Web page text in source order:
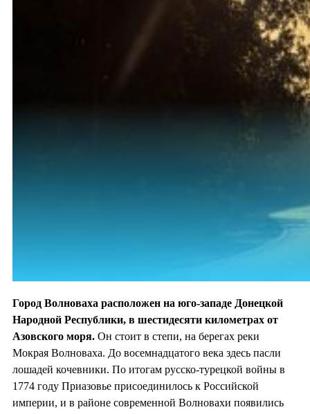
Город Волноваха расположен на юго-западе Донецкой
Народной Республики, в шестидесяти километрах от
Азовского моря. Он стоит в степи, на берегах реки
Мокрая Волноваха. До восемнадцатого века здесь пасли
лошадей кочевники. По итогам русско-турецкой войны в
1774 году Приазовье присоединилось к Российской
империи, и в районе современной Волновахи появились